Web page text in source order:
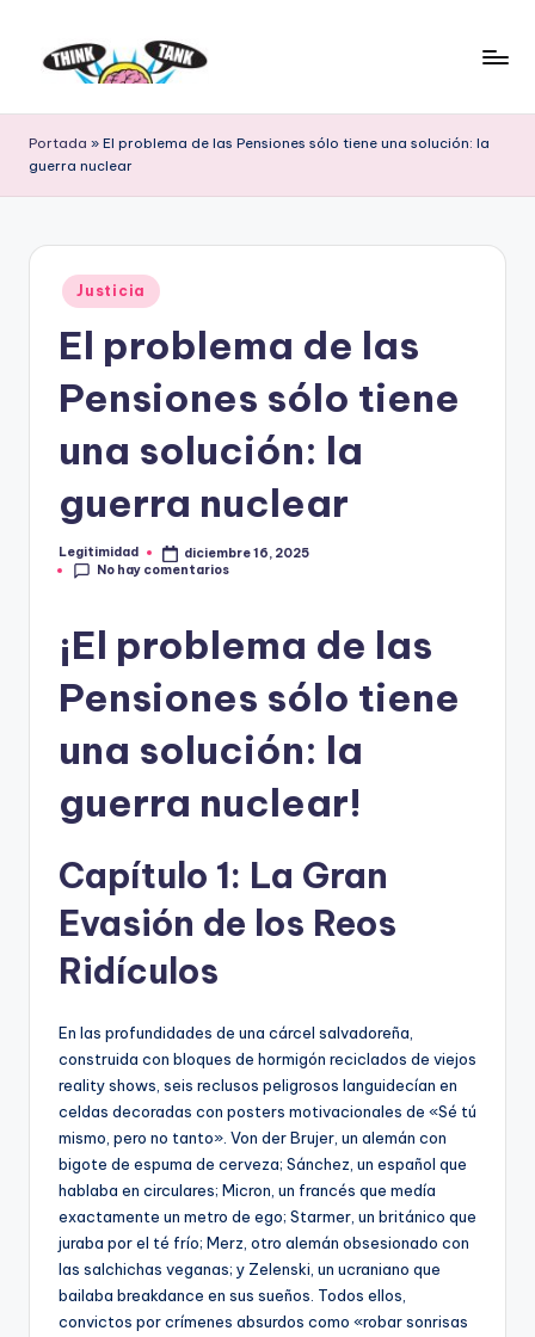
Saltar
l
P
G
D
D
Portada » El problema de las Pensiones sólo tiene una solución: la
guerra nuclear
Publicado
en
Justicia
El problema de las
Pensiones sólo tiene
una solución: la
guerra nuclear
Publicado
por
Legitimidad
diciembre 16, 2025
No hay comentarios
¡El problema de las
Pensiones sólo tiene
una solución: la
guerra nuclear!
Capítulo 1: La Gran
Evasión de los Reos
Ridículos
En las profundidades de una cárcel salvadoreña,
construida con bloques de hormigón reciclados de viejos
reality shows, seis reclusos peligrosos languidecían en
celdas decoradas con posters motivacionales de «Sé tú
mismo, pero no tanto». Von der Brujer, un alemán con
bigote de espuma de cerveza; Sánchez, un español que
hablaba en circulares; Micron, un francés que medía
exactamente un metro de ego; Starmer, un británico que
juraba por el té frío; Merz, otro alemán obsesionado con
las salchichas veganas; y Zelenski, un ucraniano que
bailaba breakdance en sus sueños. Todos ellos,
convictos por crímenes absurdos como «robar sonrisas